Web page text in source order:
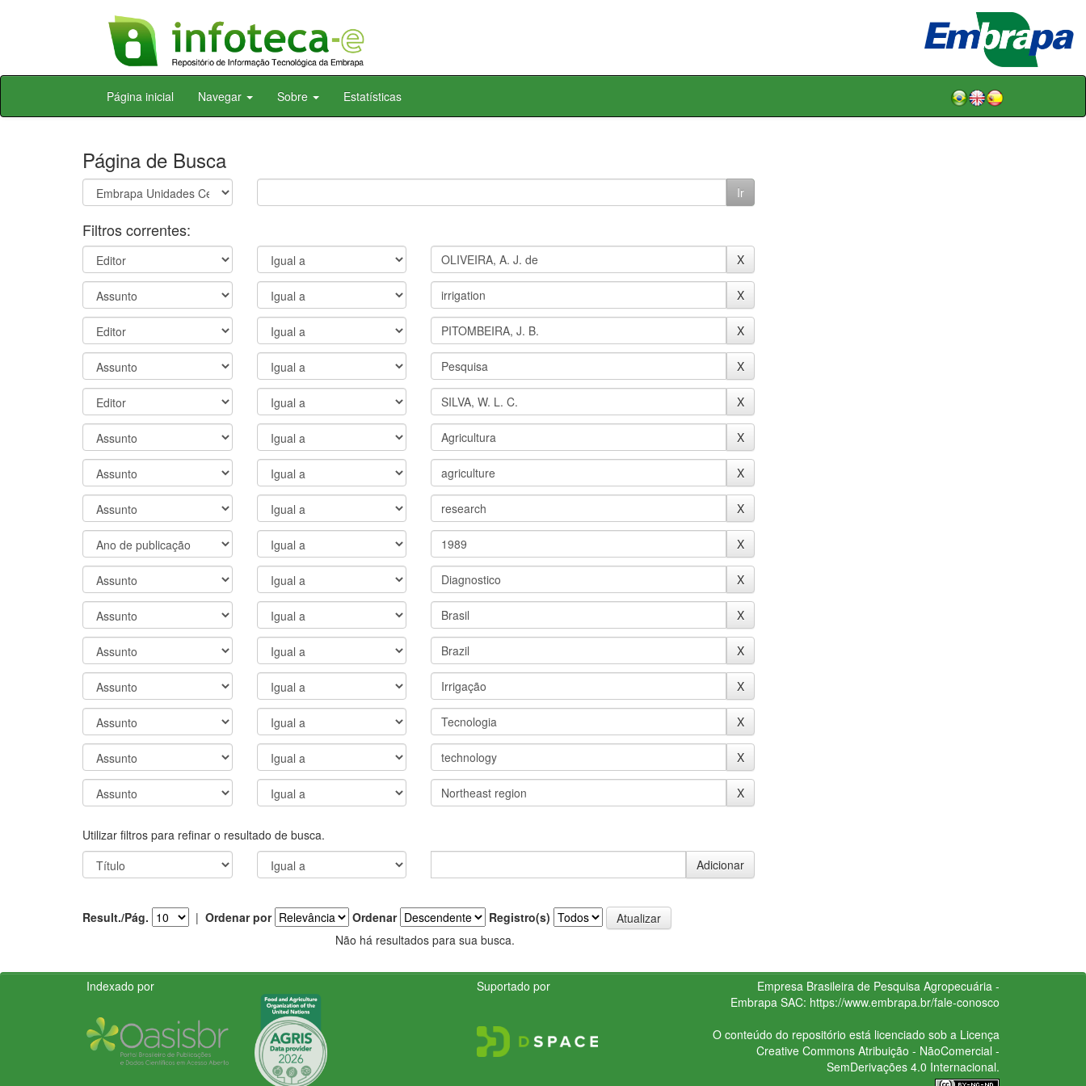
Skip
Página inicial Navegar Sobre Estatísticas
Página de Busca
Filtros correntes:
Utilizar filtros para refinar o resultado de busca.
Result./Pág. | Ordenar por Ordenar
Registro(s)
Não há resultados para sua busca.
Indexado por Suportado por
Empresa Brasileira de Pesquisa Agropecuária -
Embrapa SAC: https://www.embrapa.br/fale-conosco
O conteúdo do repositório está licenciado sob a Licença
Creative CommonsAtribuição - NãoComercial -
SemDerivações 4.0 Internacional.